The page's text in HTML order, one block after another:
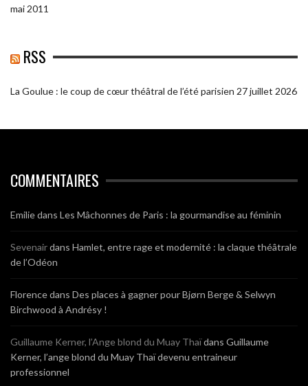
mai 2011
RSS
La Goulue : le coup de cœur théâtral de l’été parisien 27 juillet 2026
COMMENTAIRES
Emiliedans Les Mâchonnes de Paris : la gourmandise au féminin
Sevenairdans Hamlet, entre rage et modernité : la claque théâtrale
de l’Odéon
Florencedans Des places à gagner pour Bjørn Berge & Selwyn
Birchwood à Andrésy !
Guillaume Kerner, l’Ange blond du Muay Thaïdans Guillaume
Kerner, l’ange blond du Muay Thaï devenu entraineur
professionnel